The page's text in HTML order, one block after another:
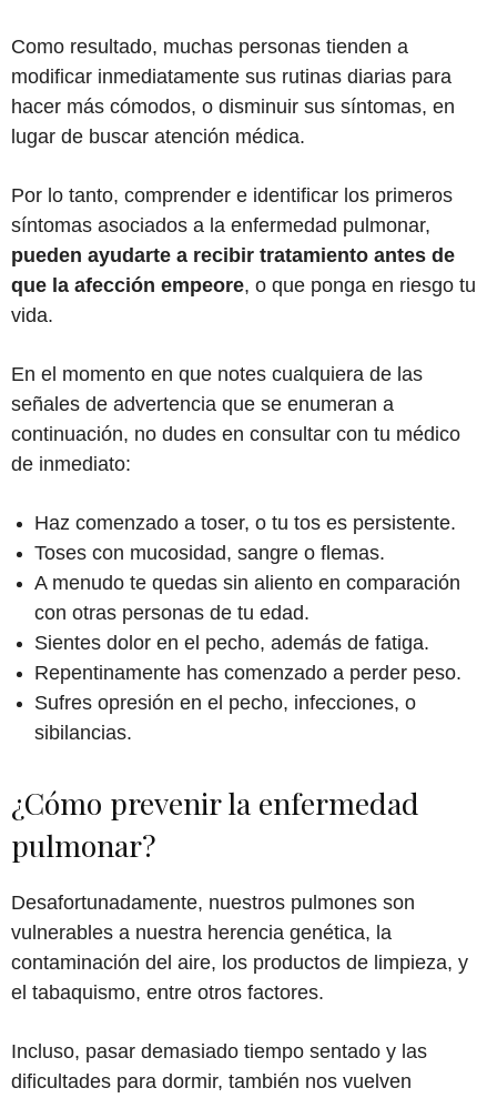
Como resultado, muchas personas tienden a
modificar inmediatamente sus rutinas diarias para
hacer más cómodos, o disminuir sus síntomas, en
lugar de buscar atención médica.
Por lo tanto, comprender e identificar los primeros
síntomas asociados a la enfermedad pulmonar,
pueden ayudarte a recibir tratamiento antes de
que la afección empeore, o que ponga en riesgo tu
vida.
En el momento en que notes cualquiera de las
señales de advertencia que se enumeran a
continuación, no dudes en consultar con tu médico
de inmediato:
Haz comenzado a toser, o tu tos es persistente.
Toses con mucosidad, sangre o flemas.
A menudo te quedas sin aliento en comparación
con otras personas de tu edad.
Sientes dolor en el pecho, además de fatiga.
Repentinamente has comenzado a perder peso.
Sufres opresión en el pecho, infecciones, o
sibilancias.
¿Cómo prevenir la enfermedad
pulmonar?
Desafortunadamente, nuestros pulmones son
vulnerables a nuestra herencia genética, la
contaminación del aire, los productos de limpieza, y
el tabaquismo, entre otros factores.
Incluso, pasar demasiado tiempo sentado y las
dificultades para dormir, también nos vuelven